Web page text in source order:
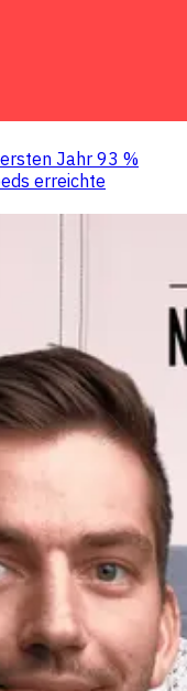
Jahr 93 %
erreichte